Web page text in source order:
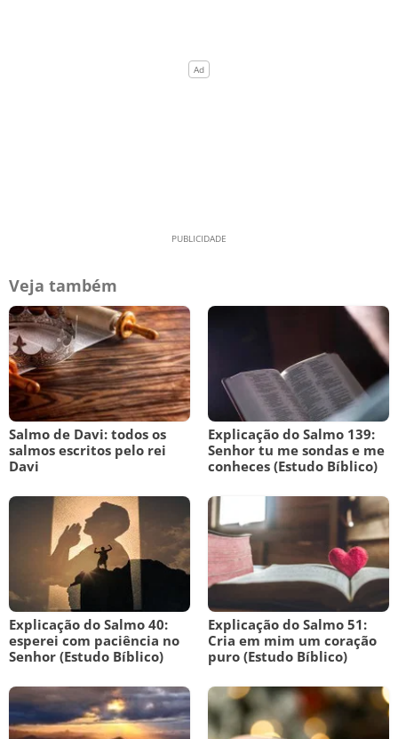
Veja também
Salmo de Davi: todos os
salmos escritos pelo rei
Davi
Explicação do Salmo 139:
Senhor tu me sondas e me
conheces (Estudo Bíblico)
Explicação do Salmo 40:
esperei com paciência no
Senhor (Estudo Bíblico)
Explicação do Salmo 51:
Cria em mim um coração
puro (Estudo Bíblico)